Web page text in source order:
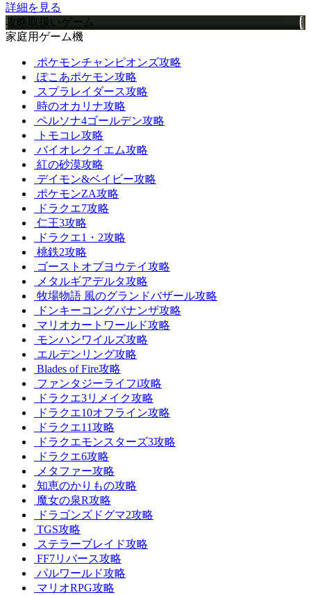
詳細を見る
攻略取扱いゲーム
家庭用ゲーム機
ポケモンチャンピオンズ攻略
ぽこあポケモン攻略
スプラレイダース攻略
時のオカリナ攻略
ペルソナ4ゴールデン攻略
トモコレ攻略
バイオレクイエム攻略
紅の砂漠攻略
デイモン&ベイビー攻略
ポケモンZA攻略
ドラクエ7攻略
仁王3攻略
ドラクエ1・2攻略
桃鉄2攻略
ゴーストオブヨウテイ攻略
メタルギアデルタ攻略
牧場物語 風のグランドバザール攻略
ドンキーコングバナンザ攻略
マリオカートワールド攻略
モンハンワイルズ攻略
エルデンリング攻略
Blades of Fire攻略
ファンタジーライフi攻略
ドラクエ3リメイク攻略
ドラクエ10オフライン攻略
ドラクエ11攻略
ドラクエモンスターズ3攻略
ドラクエ6攻略
メタファー攻略
知恵のかりもの攻略
魔女の泉R攻略
ドラゴンズドグマ2攻略
TGS攻略
ステラーブレイド攻略
FF7リバース攻略
パルワールド攻略
マリオRPG攻略